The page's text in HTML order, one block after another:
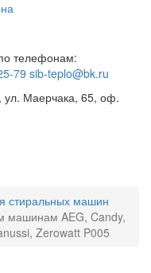
телефонам:
79 sib-teplo@bk.ru
ул. Маерчака, 65, оф.
стиральных машин
машинам AEG, Candy,
Zerowatt P005